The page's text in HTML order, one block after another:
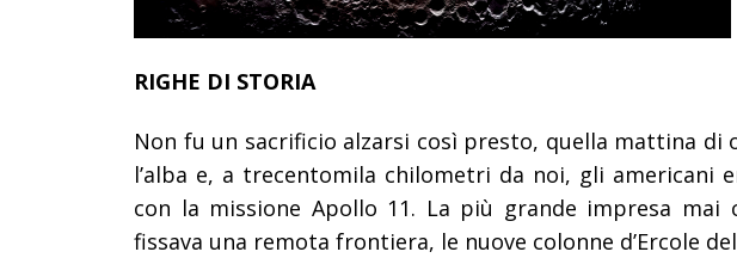
RIGHE DI STORIA
Non fu un sacrificio alzarsi così presto, quella mattina di
l’alba e, a trecentomila chilometri da noi, gli americani
con la missione Apollo 11. La più grande impresa mai
fissava una remota frontiera, le nuove colonne d’Ercole